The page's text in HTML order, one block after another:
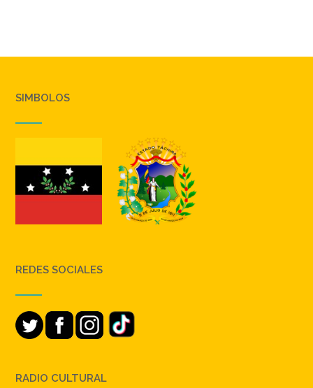
SIMBOLOS
REDES SOCIALES
RADIO CULTURAL